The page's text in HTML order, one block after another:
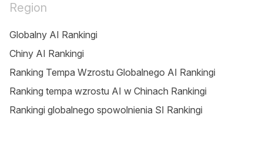
Region
Globalny AI Rankingi
Chiny AI Rankingi
Ranking Tempa Wzrostu Globalnego AI Rankingi
Ranking tempa wzrostu AI w Chinach Rankingi
Rankingi globalnego spowolnienia SI Rankingi